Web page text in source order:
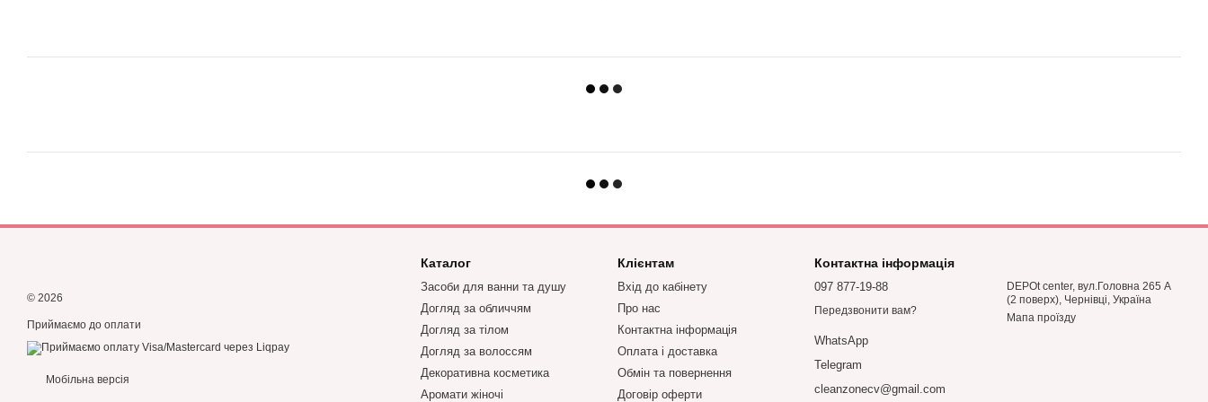
© 2026
Приймаємо до оплати
Мобільна версія
Каталог
Засоби для ванни та душу
Догляд за обличчям
Догляд за тілом
Догляд за волоссям
Декоративна косметика
Аромати жіночі
Клієнтам
Вхід до кабінету
Про нас
Контактна інформація
Оплата і доставка
Обмін та повернення
Договір оферти
Контактна інформація
097 877-19-88
Передзвонити вам?
WhatsApp
Telegram
cleanzonecv@gmail.com
DEPOt center, вул.Головна 265 А
(2 поверх), Чернівці, Україна
Мапа проїзду